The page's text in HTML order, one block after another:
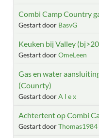
Combi Camp Country
Gestart door BasvG
Keuken bij Valley
Gestart doorOmeLeen
Gas en water
(Counrty)
Gestart doorA l e x
Achtertent op Combi
Gestart doorThomas1984